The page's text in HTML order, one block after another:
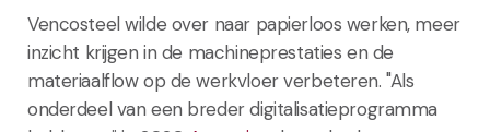
Vencosteel wilde over naar papierloos werken, meer
inzicht krijgen in de machineprestaties en de
materiaalflow op de werkvloer verbeteren. "Als
onderdeel van een breder digitalisatieprogramma